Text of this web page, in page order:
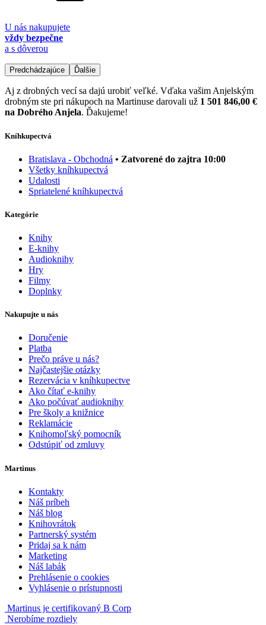
U nás nakupujete
vždy bezpečne
a s dôverou
Predchádzajúce Ďalšie
Aj z drobných vecí sa dajú urobiť veľké. Vďaka vašim Anjelským
drobným ste pri nákupoch na Martinuse darovali už 1 501 846,00 €
na Dobrého Anjela. Ďakujeme!
Kníhkupectvá
Bratislava - Obchodná • Zatvorené do zajtra 10:00
Všetky kníhkupectvá
Udalosti
Spriatelené kníhkupectvá
Kategórie
Knihy
E-knihy
Audioknihy
Hry
Filmy
Doplnky
Nakupujte u nás
Doručenie
Platba
Prečo práve u nás?
Najčastejšie otázky
Rezervácia v kníhkupectve
Ako čítať e-knihy
Ako počúvať audioknihy
Pre školy a knižnice
Reklamácie
Knihomoľský pomocník
Odstúpiť od zmluvy
Martinus
Kontakty
Náš príbeh
Náš blog
Knihovrátok
Partnerský systém
Pridaj sa k nám
Marketing
Náš labák
Prehlásenie o cookies
Vyhlásenie o prístupnosti
Martinus je certifikovaný B Corp
Nerobíme rozdiely